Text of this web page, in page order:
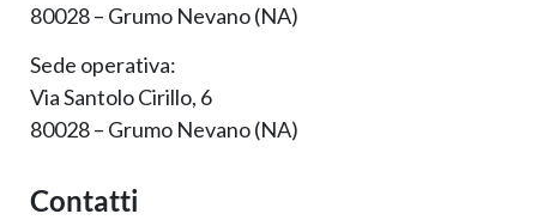
80028 – Grumo Nevano (NA)
Sede operativa:
Via Santolo Cirillo, 6
80028 – Grumo Nevano (NA)
Contatti